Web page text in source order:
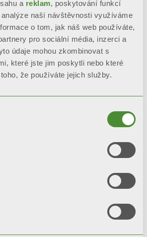
a reklam, poskytování funkcí
naší návštěvnosti využíváme
o tom, jak náš web používáte,
pro sociální média, inzerci a
údaje mohou zkombinovat s
které jste jim poskytli nebo které
že používáte jejich služby.
MOOD